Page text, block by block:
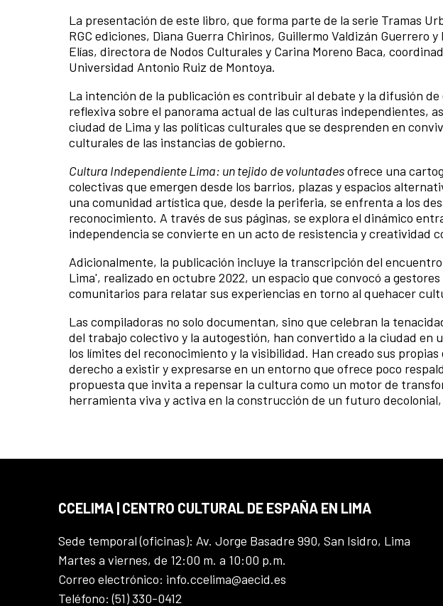
La presentación de este libro, que forma parte de la serie Tramas
RGC ediciones, Diana Guerra Chirinos, Guillermo Valdizán Guerrero
Elías, directora de Nodos Culturales y Carina Moreno Baca,
Universidad Antonio Ruiz de Montoya.
La intención de la publicación es contribuir al debate y la difusión
reflexiva sobre el panorama actual de las culturas independientes,
ciudad de Lima y las políticas culturales que se desprenden en
culturales de las instancias de gobierno.
Cultura Independiente Lima: un tejido de voluntadesofrece una
colectivas que emergen desde los barrios, plazas y espacios
una comunidad artística que, desde la periferia, se enfrenta a los
reconocimiento. A través de sus páginas, se explora el dinámico
independencia se convierte en un acto de resistencia y creatividad
Adicionalmente, la publicación incluye la transcripción del
Lima', realizado en octubre 2022, un espacio que convocó a
comunitarios para relatar sus experiencias en torno al quehacer
Las compiladoras no solo documentan, sino que celebran la
del trabajo colectivo y la autogestión, han convertido a la ciudad en
los límites del reconocimiento y la visibilidad. Han creado sus
derecho a existir y expresarse en un entorno que ofrece poco
propuesta que invita a repensar la cultura como un motor de
herramienta viva y activa en la construcción de un futuro
CCELIMA | CENTRO CULTURAL DE ESPAÑA EN LIMA
Sede temporal (oficinas): Av. Jorge Basadre 990, San Isidro, Lima
Martes a viernes, de 12:00 m. a 10:00 p.m.
Correo electrónico: info.ccelima@aecid.es
Teléfono: (51) 330-0412